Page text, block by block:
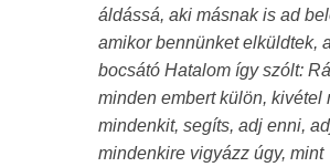
áldássá, aki másnak is ad
amikor bennünket elküldtek,
bocsátó Hatalom így szólt:
minden embert külön, kivétel
mindenkit, segíts, adj enni,
mindenkire vigyázz úgy, mint